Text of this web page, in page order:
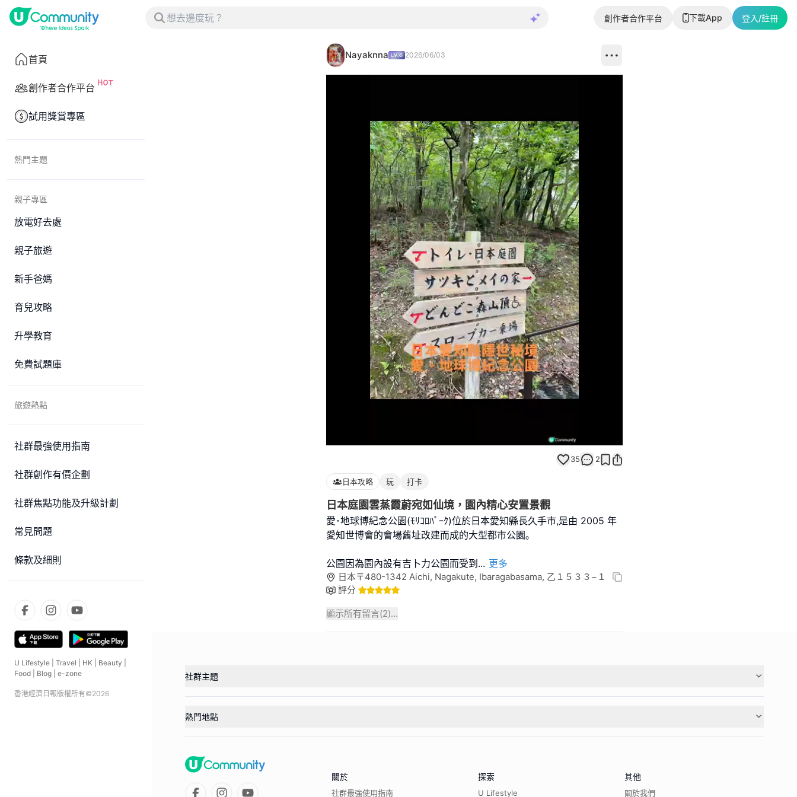
創作者合作平台 下載App 登入/註冊
首頁
創作者合作平台
試用獎賞專區
熱門主題
親子專區
放電好去處
親子旅遊
新手爸媽
育兒攻略
升學教育
免費試題庫
旅遊熱點
社群最強使用指南
社群創作有價企劃
社群焦點功能及升級計劃
常見問題
條款及細則
U Lifestyle Travel HK Beauty
Food
Blog e-zone
香港經濟日報版權所有©2026
Nayaknna 2026/06/03
100.00%
35 2
日本攻略 玩 打卡
日本庭園雲蒸霞蔚宛如仙境，園內精心安置景觀
愛･地球博紀念公園(ﾓﾘｺﾛﾊﾟｰｸ)位於日本愛知縣長久手市,是由 2005 年
愛知世博會的會場舊址改建而成的大型都市公園｡
公園因為園內設有吉卜力公園而受到 ... 更多
日本〒480-1342 Aichi, Nagakute, Ibaragabasama, 乙１５３３−１
評分
顯示所有留言(2)...
社群主題
熱門地點
關於
社群最強使用指南
探索
U Lifestyle
其他
關於我們